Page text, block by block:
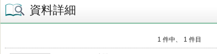
資料詳細
1 件中、 1 件目